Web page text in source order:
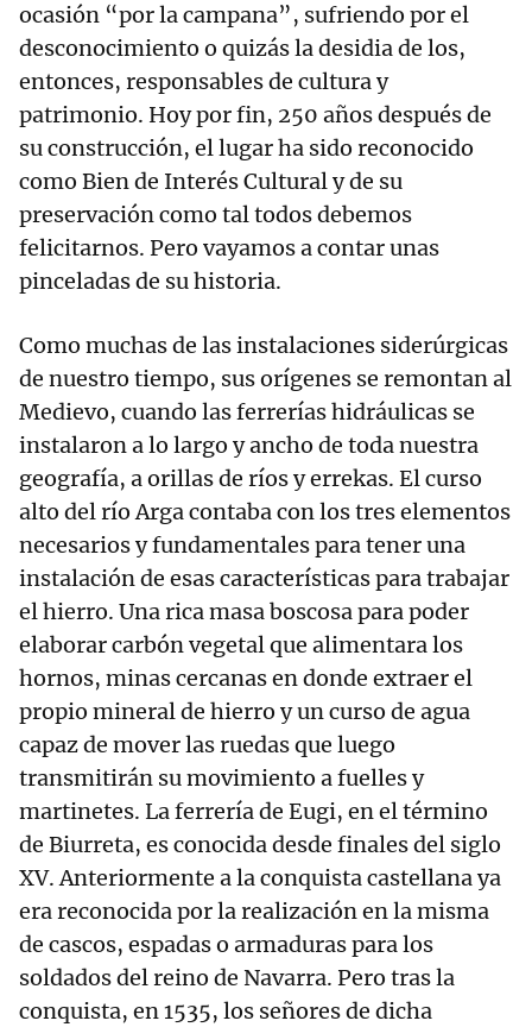
ocasión “por la campana”, sufriendo por el
desconocimiento o quizás la desidia de los,
entonces, responsables de cultura y
patrimonio. Hoy por fin, 250 años después de
su construcción, el lugar ha sido reconocido
como Bien de Interés Cultural y de su
preservación como tal todos debemos
felicitarnos. Pero vayamos a contar unas
pinceladas de su historia.
Como muchas de las instalaciones siderúrgicas
de nuestro tiempo, sus orígenes se remontan al
Medievo, cuando las ferrerías hidráulicas se
instalaron a lo largo y ancho de toda nuestra
geografía, a orillas de ríos y errekas. El curso
alto del río Arga contaba con los tres elementos
necesarios y fundamentales para tener una
instalación de esas características para trabajar
el hierro. Una rica masa boscosa para poder
elaborar carbón vegetal que alimentara los
hornos, minas cercanas en donde extraer el
propio mineral de hierro y un curso de agua
capaz de mover las ruedas que luego
transmitirán su movimiento a fuelles y
martinetes. La ferrería de Eugi, en el término
de Biurreta, es conocida desde finales del siglo
XV. Anteriormente a la conquista castellana ya
era reconocida por la realización en la misma
de cascos, espadas o armaduras para los
soldados del reino de Navarra. Pero tras la
conquista, en 1535, los señores de dicha